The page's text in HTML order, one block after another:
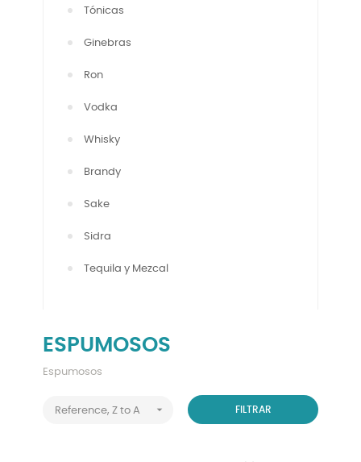
Tónicas
Ginebras
Ron
Vodka
Whisky
Brandy
Sake
Sidra
Tequila y Mezcal
ESPUMOSOS
Espumosos
Reference, Z to A  FILTRAR